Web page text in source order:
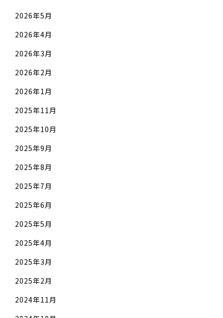
2026年5月
2026年4月
2026年3月
2026年2月
2026年1月
2025年11月
2025年10月
2025年9月
2025年8月
2025年7月
2025年6月
2025年5月
2025年4月
2025年3月
2025年2月
2024年11月